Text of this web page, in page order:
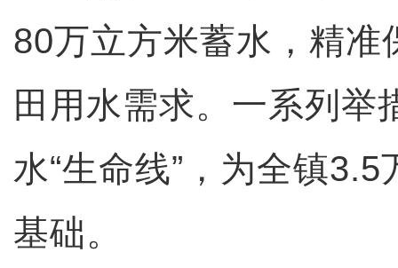
80万立方米蓄水，精准
田用水需求。一系列举
水“生命线”，为全镇
基础。